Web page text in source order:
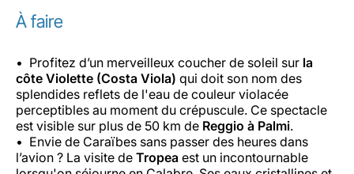
À faire
Profitez d’un merveilleux coucher de soleil sur la
côte Violette (Costa Viola) qui doit son nom des
splendides reflets de l'eau de couleur violacée
perceptibles au moment du crépuscule. Ce spectacle
est visible sur plus de 50 km de Reggio à Palmi.
Envie de Caraïbes sans passer des heures dans
l’avion ? La visite de Tropea est un incontournable